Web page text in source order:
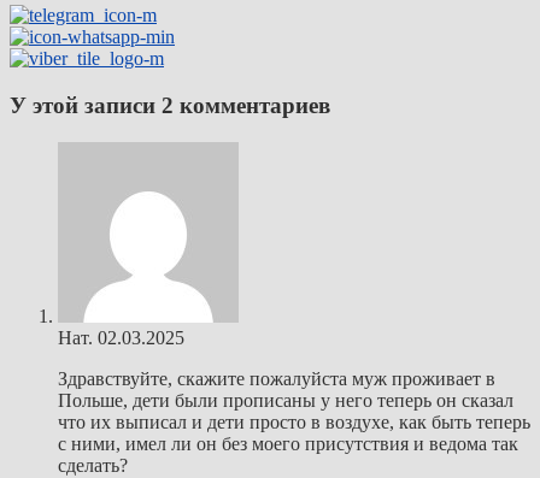
У этой записи 2 комментариев
Нат. 02.03.2025
Здравствуйте, скажите пожалуйста муж проживает в
Польше, дети были прописаны у него теперь он сказал
что их выписал и дети просто в воздухе, как быть теперь
с ними, имел ли он без моего присутствия и ведома так
сделать?